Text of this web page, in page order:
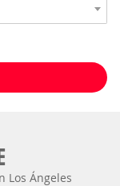
Los Ángeles